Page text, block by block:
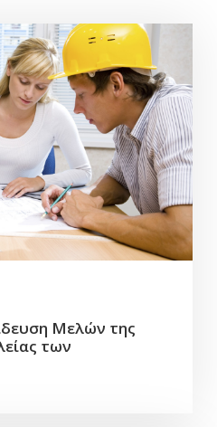
Μελών της
των